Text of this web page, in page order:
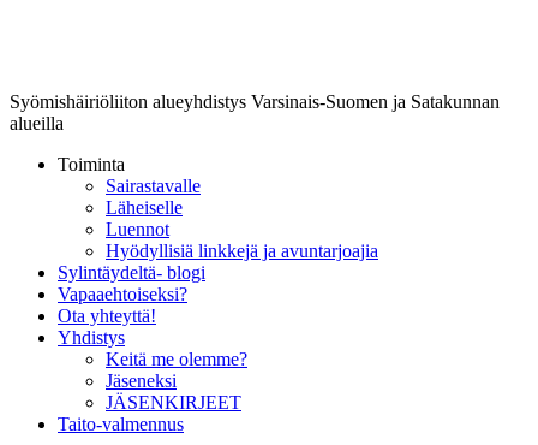
Syömishäiriöliiton alueyhdistys Varsinais-Suomen ja Satakunnan
alueilla
Toiminta
Sairastavalle
Läheiselle
Luennot
Hyödyllisiä linkkejä ja avuntarjoajia
Sylintäydeltä- blogi
Vapaaehtoiseksi?
Ota yhteyttä!
Yhdistys
Keitä me olemme?
Jäseneksi
JÄSENKIRJEET
Taito-valmennus